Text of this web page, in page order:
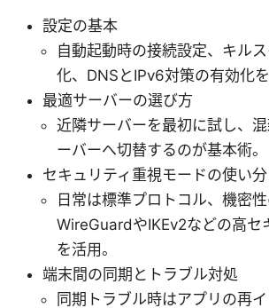
設定の基本
自動起動時の接続設定、キル
化、DNSとIPv6対策の有効化を
最適サーバーの選び方
近隣サーバーを最初に試し、
ーバーへ切替するのが基本術。
セキュリティ重視モードの使い
日常は標準プロトコル、機密
WireGuardやIKEv2などの高セ
を活用。
端末間の同期とトラブル対処
同期トラブル時はアプリの再